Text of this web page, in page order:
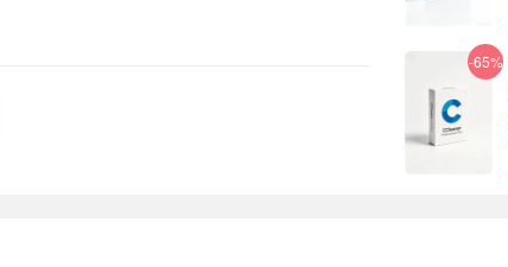
-65%